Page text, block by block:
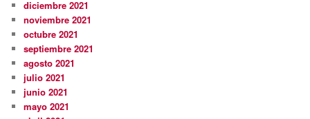
diciembre 2021
noviembre 2021
octubre 2021
septiembre 2021
agosto 2021
julio 2021
junio 2021
mayo 2021